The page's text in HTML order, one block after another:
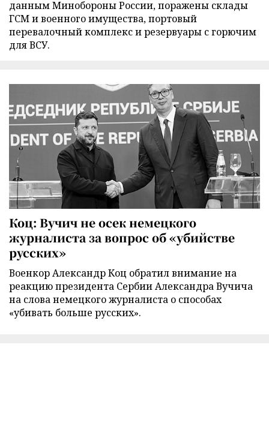
данным Минобороны России, поражены склады
ГСМ и военного имущества, портовый
перевалочный комплекс и резервуары с горючим
для ВСУ.
Коц: Вучич не осек немецкого
журналиста за вопрос об «убийстве
русских»
Военкор Александр Коц обратил внимание на
реакцию президента Сербии Александра Вучича
на слова немецкого журналиста о способах
«убивать больше русских».